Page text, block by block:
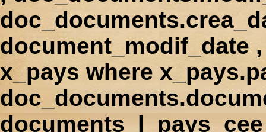
document_modif_date
x_pays where